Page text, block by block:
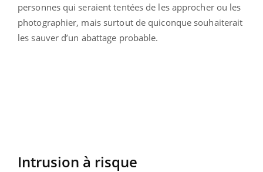
personnes qui seraient tentées de les approcher ou les
photographier, mais surtout de quiconque souhaiterait
les sauver d’un abattage probable.
Intrusion à risque